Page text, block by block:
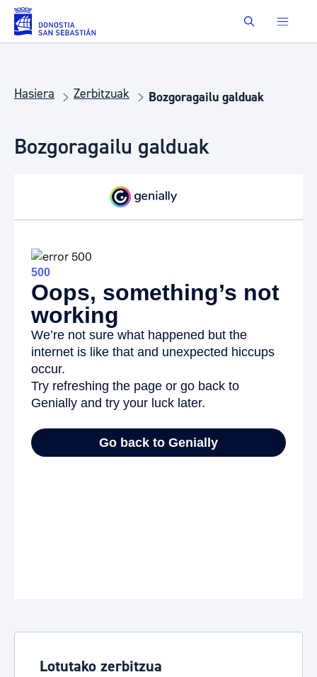
Eduki nagusira joan Buscar
Hasiera Zerbitzuak Bozgoragailu galduak
Bozgoragailu galduak
Lotutako zerbitzua